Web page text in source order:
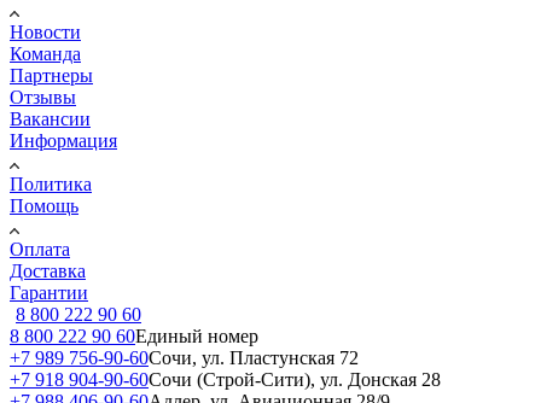
Новости
Команда
Партнеры
Отзывы
Вакансии
Информация
Политика
Помощь
Оплата
Доставка
Гарантии
8 800 222 90 60
8 800 222 90 60Единый номер
+7 989 756-90-60Сочи, ул. Пластунская 72
+7 918 904-90-60Сочи (Строй-Сити), ул. Донская 28